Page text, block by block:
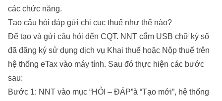
các chức năng.
Tạo câu hỏi đáp gửi chi cục thuế như thế nào?
Để tạo và gửi câu hỏi đến CQT. NNT cắm USB chữ ký số
đã đăng ký sử dụng dịch vụ Khai thuế hoặc Nộp thuế trên
hệ thống eTax vào máy tính. Sau đó thực hiện các bước
sau:
Bước 1: NNT vào mục “HỎI – ĐÁP”à “Tạo mới”, hệ thống